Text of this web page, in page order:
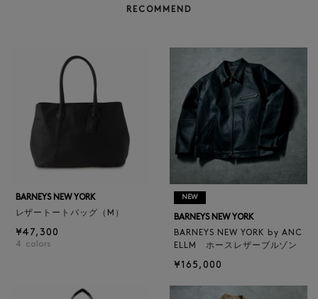
RECOMMEND
BARNEYS NEW YORK
レザートートバッグ（M）
¥47,300
4 colors
NEW
BARNEYS NEW YORK
BARNEYS NEW YORK by ANC
ELLM ホースレザーブルゾン
¥165,000